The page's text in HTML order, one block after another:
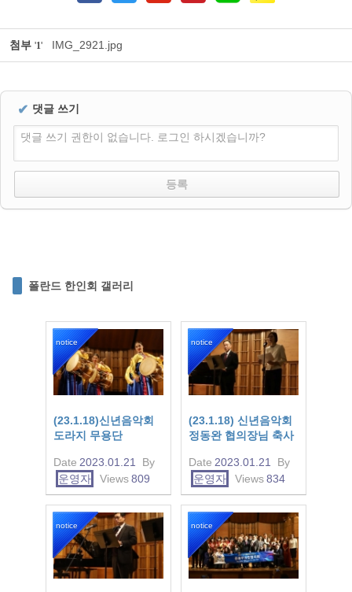
첨부 '1' IMG_2921.jpg
✔ 댓글 쓰기
댓글 쓰기 권한이 없습니다. 로그인 하시겠습니까?
폴란드 한인회 갤러리
notice
(23.1.18)신년음악회
도라지 무용단
Date 2023.01.21
By
운영자
Views809
notice
(23.1.18) 신년음악회
정동완 협의장님 축사
Date 2023.01.21
By
운영자
Views834
notice notice